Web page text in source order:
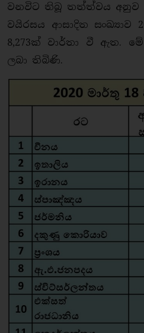
වනවිට තිබූ තත්ත්වය අනුව
වයිරසය ආසාදිත සංඛ්‍යාව
8,273ක් වාර්තා වී ඇත.
ලබා තිබිණි.